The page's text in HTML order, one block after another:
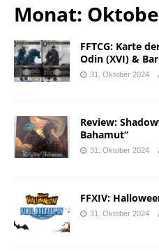
Monat:
FFTCG: Karte
Odin (XVI) &
31. Oktober 2024
Review:
Bahamut“
31. Oktober 2024
FFXIV:
31. Oktober 2024